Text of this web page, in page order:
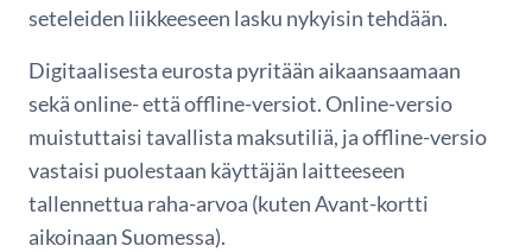
seteleiden liikkeeseen lasku nykyisin tehdään.
Digitaalisesta eurosta pyritään aikaansaamaan
sekä online- että offline-versiot. Online-versio
muistuttaisi tavallista maksutiliä, ja offline-versio
vastaisi puolestaan käyttäjän laitteeseen
tallennettua raha-arvoa (kuten Avant-kortti
aikoinaan Suomessa).